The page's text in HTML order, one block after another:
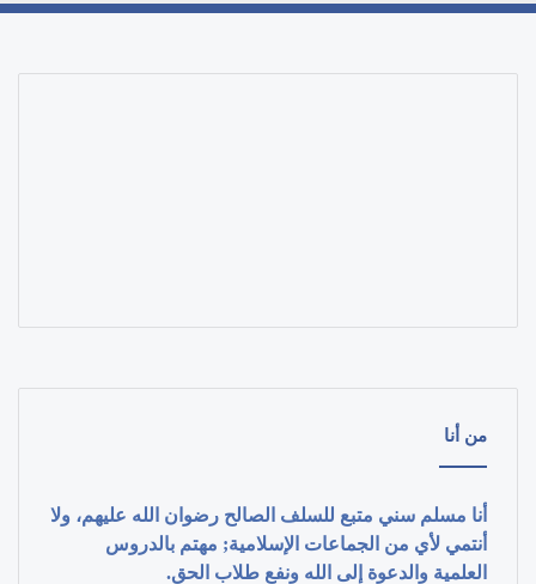
من أنا
أنا مسلم سني متبع للسلف الصالح رضوان الله عليهم، ولا
أنتمي لأي من الجماعات الإسلامية; مهتم بالدروس
العلمية والدعوة إلى الله ونفع طلاب الحق.